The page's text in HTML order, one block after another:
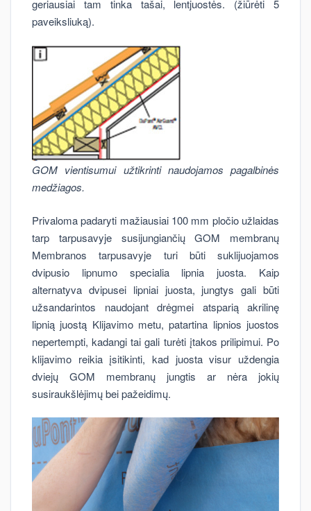
geriausiai tam tinka tašai, lentjuostės. (žiūrėti 5
paveiksliuką).
GOM vientisumui užtikrinti naudojamos pagalbinės
medžiagos.
Privaloma padaryti mažiausiai 100 mm pločio užlaidas
tarp tarpusavyje susijungiančių GOM membranų
Membranos tarpusavyje turi būti suklijuojamos
dvipusio lipnumo specialia lipnia juosta. Kaip
alternatyva dvipusei lipniai juosta, jungtys gali būti
užsandarintos naudojant drėgmei atsparią akrilinę
lipnią juostą Klijavimo metu, patartina lipnios juostos
nepertempti, kadangi tai gali turėti įtakos prilipimui. Po
klijavimo reikia įsitikinti, kad juosta visur uždengia
dviejų GOM membranų jungtis ar nėra jokių
susiraukšlėjimų bei pažeidimų.